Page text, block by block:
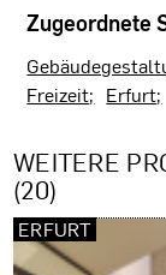
Zugeordnete
Freizeit
Erfurt
WEITERE
(20)
ERFURT